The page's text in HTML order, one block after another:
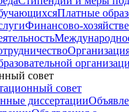
Платные
Финансово-
совет
совет
диссертации